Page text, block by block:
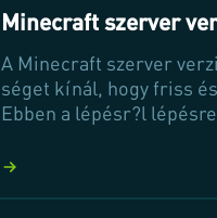
Minecraft szerver
A Minecraft szerver
séget kínál, hogy friss
Ebben a lépésr?l
közösséged mindig új